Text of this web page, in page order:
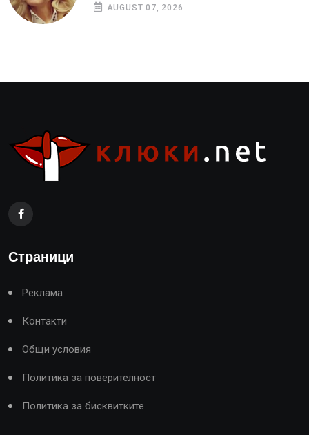
AUGUST 07, 2026
Страници
Реклама
Контакти
Общи условия
Политика за поверителност
Политика за бисквитките